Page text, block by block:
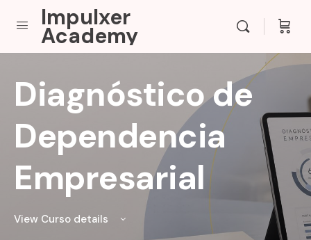
Impulxer
Academy
Diagnóstico de
Dependencia
Empresarial
View Curso details